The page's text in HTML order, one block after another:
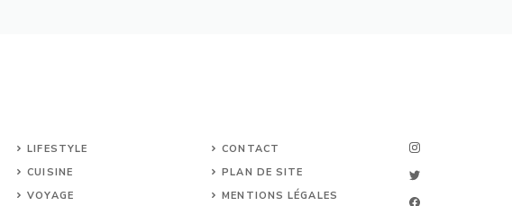
LIFESTYLE
CUISINE
VOYAGE
CONTACT
PLAN DE SITE
MENTIONS LÉGALES